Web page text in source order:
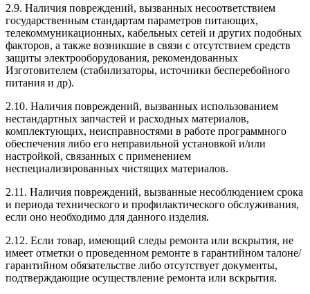
2.9. Наличия повреждений, вызванных несоответствием
государственным стандартам параметров питающих,
телекоммуникационных, кабельных сетей и других подобных
факторов, а также возникшие в связи с отсутствием средств
защиты электрооборудования, рекомендованных
Изготовителем (стабилизаторы, источники бесперебойного
питания и др).
2.10. Наличия повреждений, вызванных использованием
нестандартных запчастей и расходных материалов,
комплектующих, неисправностями в работе программного
обеспечения либо его неправильной установкой и/или
настройкой, связанных с применением
неспециализированных чистящих материалов.
2.11. Наличия повреждений, вызванные несоблюдением срока
и периода технического и профилактического обслуживания,
если оно необходимо для данного изделия.
2.12. Если товар, имеющий следы ремонта или вскрытия, не
имеет отметки о проведенном ремонте в гарантийном талоне/
гарантийном обязательстве либо отсутствует документы,
подтверждающие осуществление ремонта или вскрытия.